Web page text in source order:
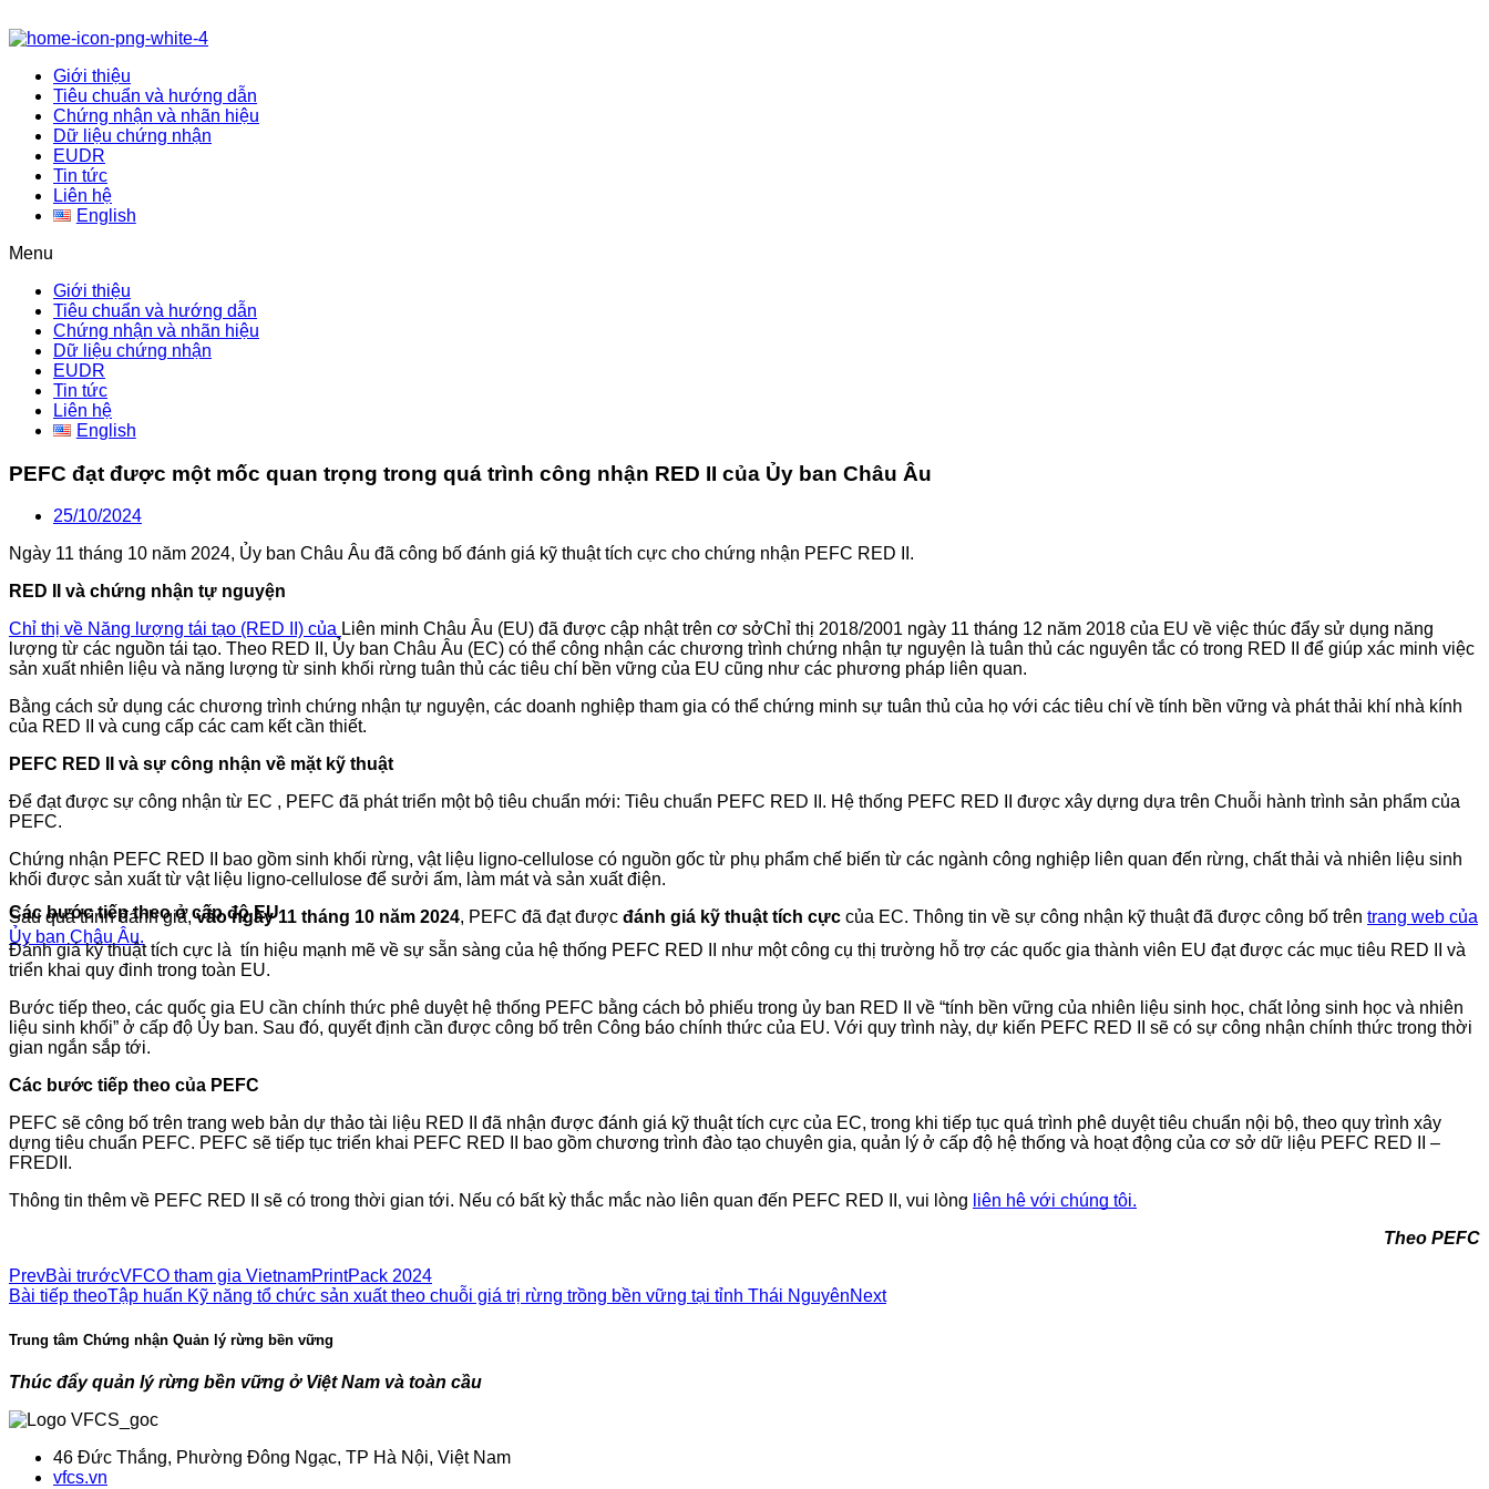
Giới thiệu
Tiêu chuẩn và hướng dẫn
Chứng nhận và nhãn hiệu
Dữ liệu chứng nhận
EUDR
Tin tức
Liên hệ
English
Menu
Giới thiệu
Tiêu chuẩn và hướng dẫn
Chứng nhận và nhãn hiệu
Dữ liệu chứng nhận
EUDR
Tin tức
Liên hệ
English
PEFC đạt được một mốc quan trọng trong quá trình công nhận RED II của Ủy ban Châu Âu
25/10/2024
Ngày 11 tháng 10 năm 2024, Ủy ban Châu Âu đã công bố đánh giá kỹ thuật tích cực cho chứng nhận PEFC RED II.
RED II và chứng nhận tự nguyện
Chỉ thị về Năng lượng tái tạo (RED II) của Liên minh Châu Âu (EU) đã được cập nhật trên cơ sởChỉ thị 2018/2001 ngày 11 tháng 12 năm 2018 của EU về việc thúc đẩy sử dụng năng
lượng từ các nguồn tái tạo. Theo RED II, Ủy ban Châu Âu (EC) có thể công nhận các chương trình chứng nhận tự nguyện là tuân thủ các nguyên tắc có trong RED II để giúp xác minh việc
sản xuất nhiên liệu và năng lượng từ sinh khối rừng tuân thủ các tiêu chí bền vững của EU cũng như các phương pháp liên quan.
Bằng cách sử dụng các chương trình chứng nhận tự nguyện, các doanh nghiệp tham gia có thể chứng minh sự tuân thủ của họ với các tiêu chí về tính bền vững và phát thải khí nhà kính
của RED II và cung cấp các cam kết cần thiết.
PEFC RED II và sự công nhận về mặt kỹ thuật
Để đạt được sự công nhận từ EC , PEFC đã phát triển một bộ tiêu chuẩn mới: Tiêu chuẩn PEFC RED II. Hệ thống PEFC RED II được xây dựng dựa trên Chuỗi hành trình sản phẩm của
PEFC.
Chứng nhận PEFC RED II bao gồm sinh khối rừng, vật liệu ligno-cellulose có nguồn gốc từ phụ phẩm chế biến từ các ngành công nghiệp liên quan đến rừng, chất thải và nhiên liệu sinh
khối được sản xuất từ vật liệu ligno-cellulose để sưởi ấm, làm mát và sản xuất điện.
Sau quá trình đánh giá,vào ngày 11 tháng 10 năm 2024, PEFC đã đạt được đánh giá kỹ thuật tích cực của EC. Thông tin về sự công nhận kỹ thuật đã được công bố trên trang web của
Ủy ban Châu Âu.
Các bước tiếp theo ở cấp độ EU
Đánh giá kỹ thuật tích cực là tín hiệu mạnh mẽ về sự sẵn sàng của hệ thống PEFC RED II như một công cụ thị trường hỗ trợ các quốc gia thành viên EU đạt được các mục tiêu RED II và
triển khai quy đinh trong toàn EU.
Bước tiếp theo, các quốc gia EU cần chính thức phê duyệt hệ thống PEFC bằng cách bỏ phiếu trong ủy ban RED II về “tính bền vững của nhiên liệu sinh học, chất lỏng sinh học và nhiên
liệu sinh khối” ở cấp độ Ủy ban. Sau đó, quyết định cần được công bố trên Công báo chính thức của EU. Với quy trình này, dự kiến PEFC RED II sẽ có sự công nhận chính thức trong thời
gian ngắn sắp tới.
Các bước tiếp theo của PEFC
PEFC sẽ công bố trên trang web bản dự thảo tài liệu RED II đã nhận được đánh giá kỹ thuật tích cực của EC, trong khi tiếp tục quá trình phê duyệt tiêu chuẩn nội bộ, theo quy trình xây
dựng tiêu chuẩn PEFC. PEFC sẽ tiếp tục triển khai PEFC RED II bao gồm chương trình đào tạo chuyên gia, quản lý ở cấp độ hệ thống và hoạt động của cơ sở dữ liệu PEFC RED II –
FREDII.
Thông tin thêm về PEFC RED II sẽ có trong thời gian tới. Nếu có bất kỳ thắc mắc nào liên quan đến PEFC RED II, vui lòng liên hệ với chúng tôi.
Theo PEFC
PrevBài trướcVFCO tham gia VietnamPrintPack 2024
Bài tiếp theoTập huấn Kỹ năng tổ chức sản xuất theo chuỗi giá trị rừng trồng bền vững tại tỉnh Thái NguyênNext
Trung tâm Chứng nhận Quản lý rừng bền vững
Thúc đẩy quản lý rừng bền vững ở Việt Nam và toàn cầu
46 Đức Thắng, Phường Đông Ngạc, TP Hà Nội, Việt Nam
vfcs.vn